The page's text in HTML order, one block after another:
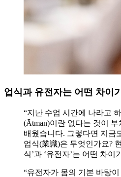
업식과 유전자는 어떤 차이
“지난 수업 시간에 나라고
(Ātman)이란 없다는 것이
배웠습니다. 그렇다면 지금
업식(業識)은 무엇인가요?
식’과 ‘유전자’는 어떤 차이
“유전자가 몸의 기본 바탕